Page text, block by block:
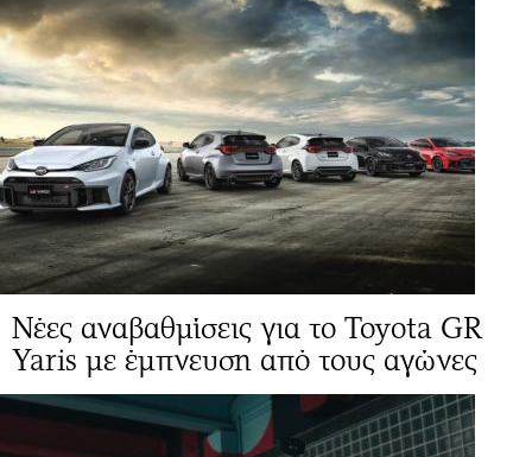
Νέες αναβαθμίσεις για το Toyota GR
Yaris με έμπνευση από τους αγώνες